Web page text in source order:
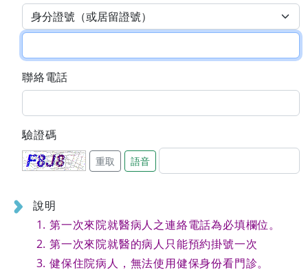
聯絡電話
驗證碼
重取 語音
說明
第一次來院就醫病人之連絡電話為必填欄位。
第一次來院就醫的病人只能預約掛號一次
健保住院病人，無法使用健保身份看門診。